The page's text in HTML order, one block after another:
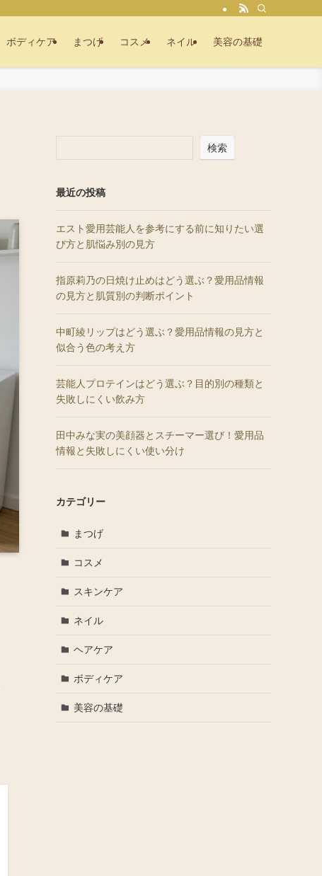
ボディケア まつげ コスメ ネイル 美容の基礎
検索
最近の投稿
エスト愛用芸能人を参考にする前に知りたい選
び方と肌悩み別の見方
指原莉乃の日焼け止めはどう選ぶ？愛用品情報
の見方と肌質別の判断ポイント
中町綾リップはどう選ぶ？愛用品情報の見方と
似合う色の考え方
芸能人プロテインはどう選ぶ？目的別の種類と
失敗しにくい飲み方
田中みな実の美顔器とスチーマー選び！愛用品
情報と失敗しにくい使い分け
カテゴリー
まつげ
コスメ
スキンケア
ネイル
ヘアケア
ボディケア
美容の基礎